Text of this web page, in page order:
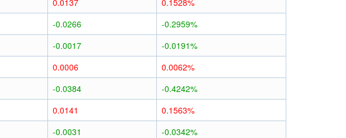
0.0137
0.1528%
-0.0266
-0.2959%
-0.0017
-0.0191%
0.0006
0.0062%
-0.0384
-0.4242%
0.0141
0.1563%
-0.0031
-0.0342%